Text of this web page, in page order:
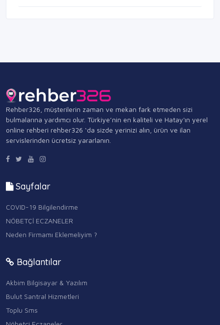
Rehber326, müşterilerin zaman ve mekan fark etmeden sizi
bulmalarına yardımcı olur. Türkiye’nin en kaliteli ve Hatay'ın yerel
online rehberi rehber326 ‘da sizde yerinizi alın, ürün ve ilan
servislerinden ücretsiz yararlanın.
Sayfalar
COVID-19 Bilgilendirme
NÖBETÇİ ECZANELER
Neden Firmamı Eklemeliyim ?
Bağlantılar
Akbim Bilgisayar & Yazılım
Bulut Santral Hizmetleri
Toplu Sms